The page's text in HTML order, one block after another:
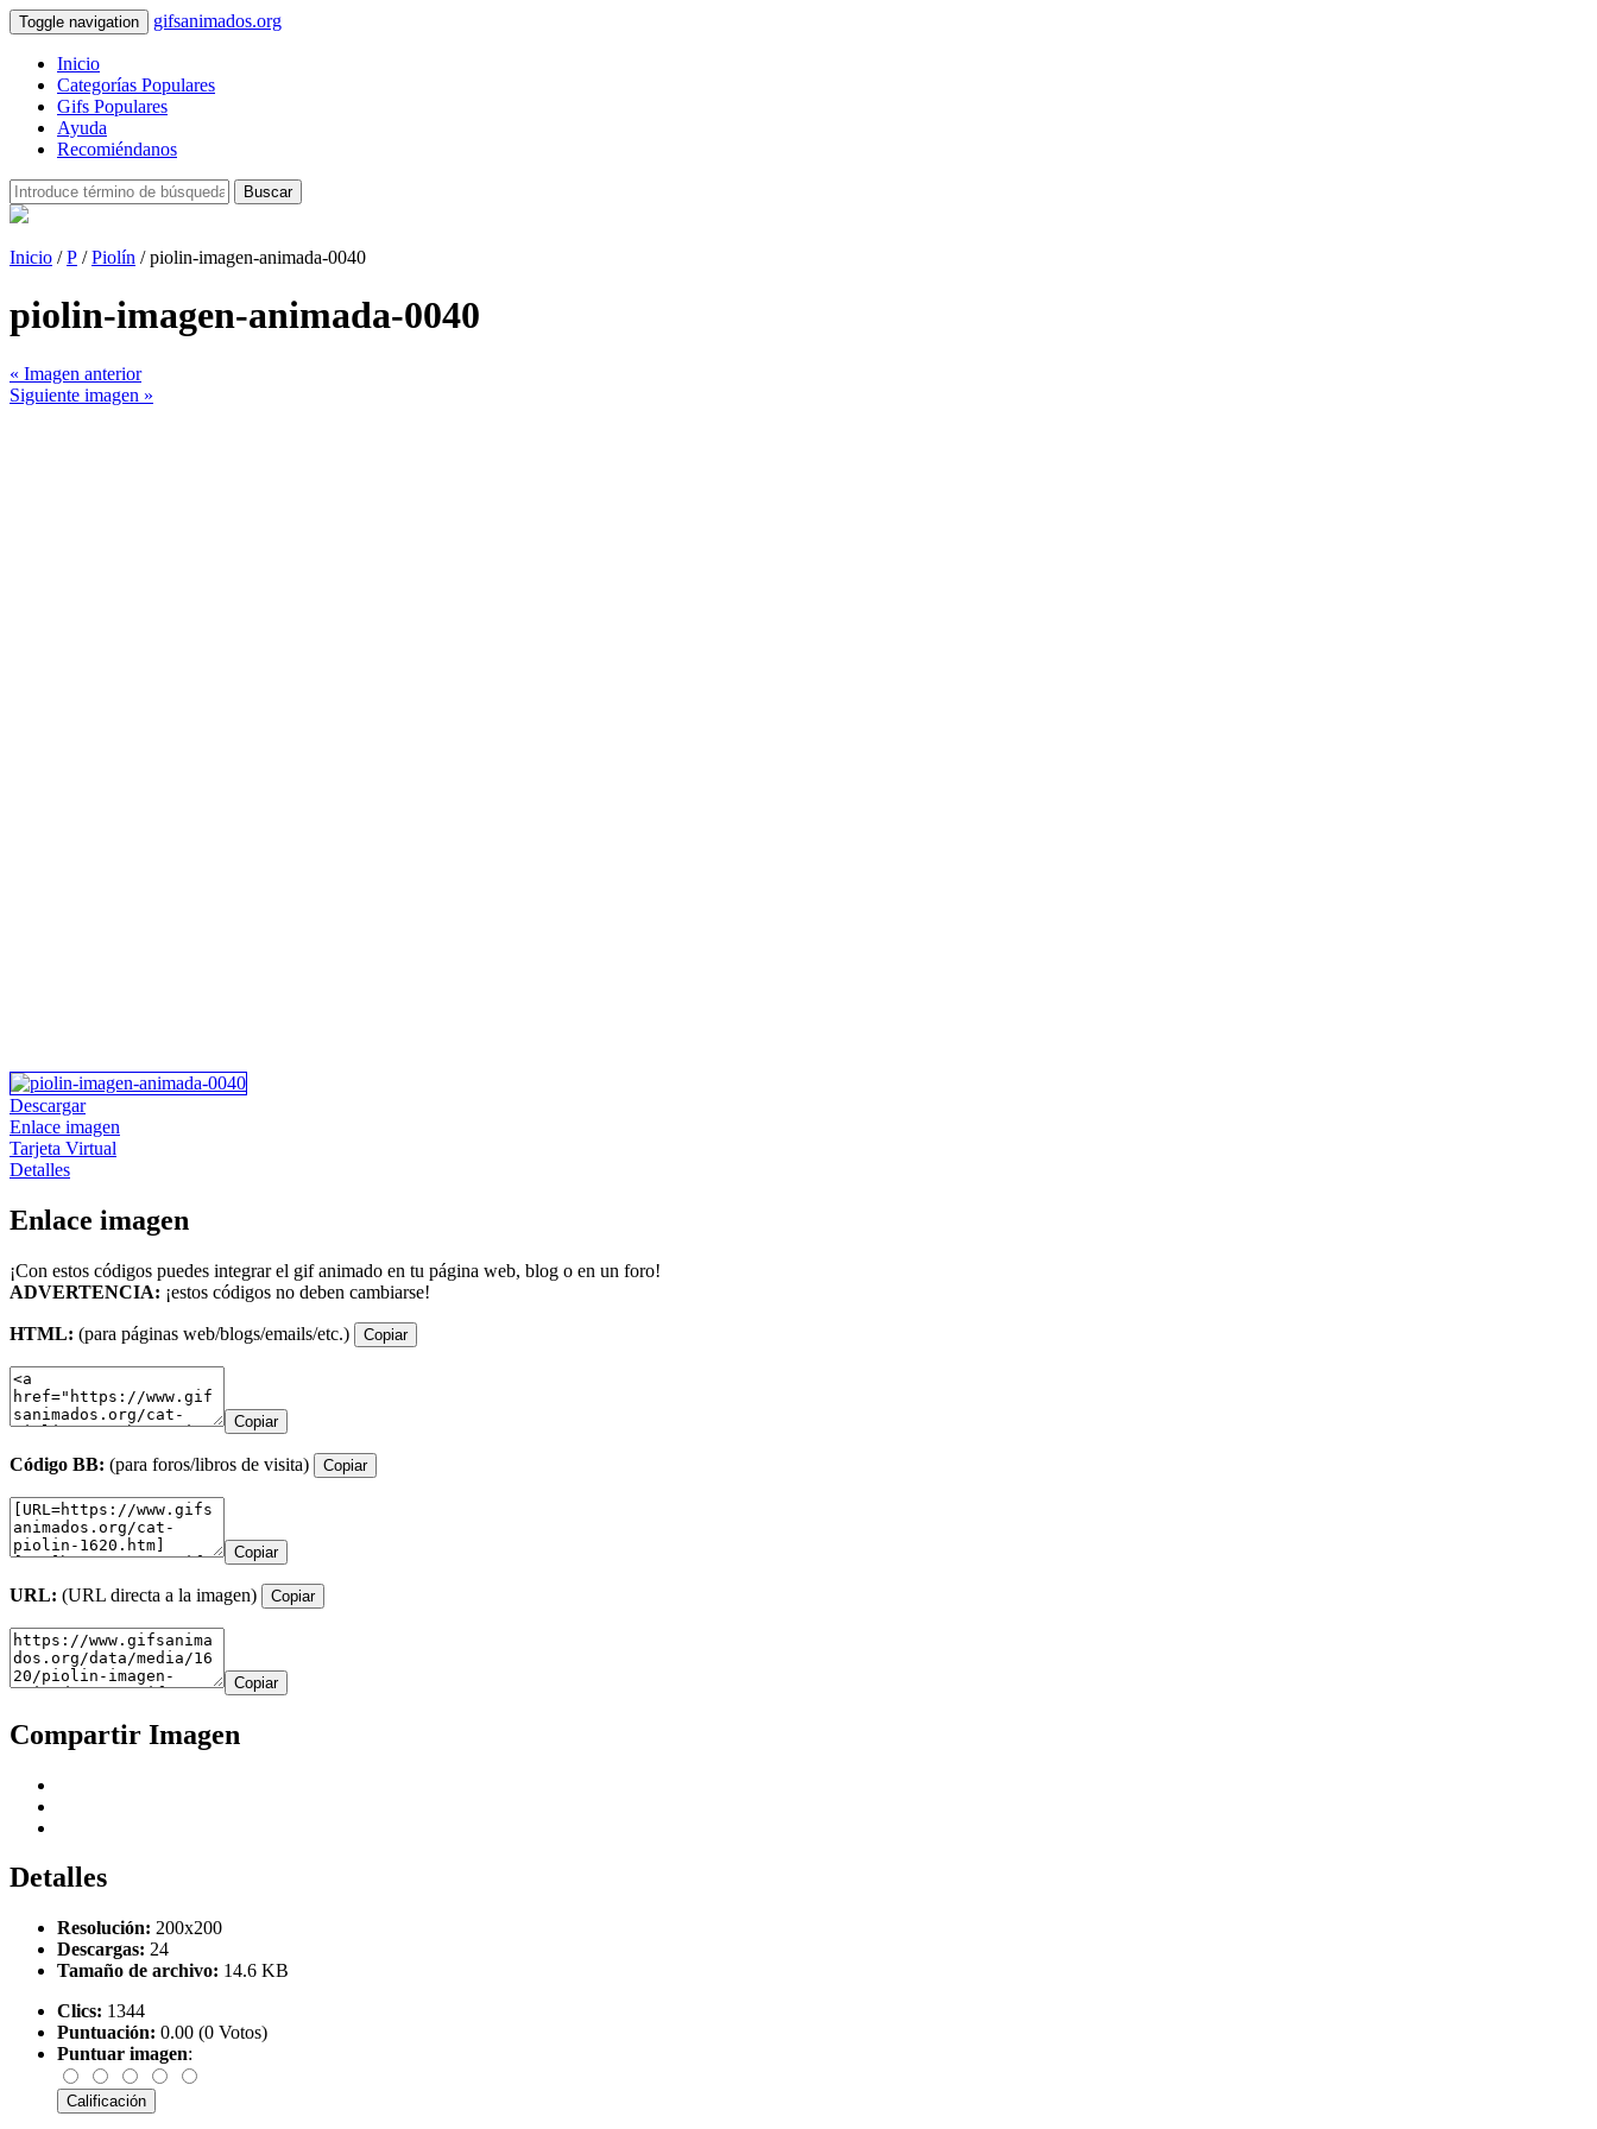
Toggle navigation gifsanimados.org
Inicio
Categorías Populares
Gifs Populares
Ayuda
Recomiéndanos
Buscar
Inicio /P /Piolín / piolin-imagen-animada-0040
piolin-imagen-animada-0040
« Imagen anterior
Siguiente imagen »
Descargar
Enlace imagen
Tarjeta Virtual
Detalles
Enlace imagen
¡Con estos códigos puedes integrar el gif animado en tu página web, blog o en un foro!
ADVERTENCIA: ¡estos códigos no deben cambiarse!
HTML: (para páginas web/blogs/emails/etc.) Copiar
Copiar
Código BB: (para foros/libros de visita) Copiar
Copiar
URL: (URL directa a la imagen) Copiar
Copiar
Compartir Imagen
Detalles
Resolución: 200x200
Descargas: 24
Tamaño de archivo: 14.6 KB
Clics: 1344
Puntuación: 0.00 (0 Votos)
Puntuar imagen: